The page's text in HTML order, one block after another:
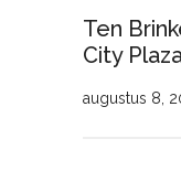
Ten
City
augustus 8,